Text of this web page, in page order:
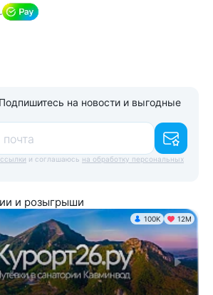
Подпишитесь на новости и выгодные
и соглашаюсь на обработку персональных
и розыгрыши
100K 12М